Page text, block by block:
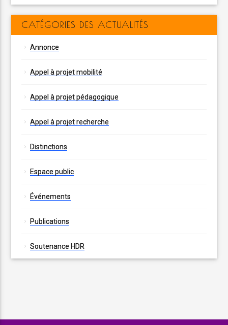
CATÉGORIES DES ACTUALITÉS
Annonce
Appel à projet mobilité
Appel à projet pédagogique
Appel à projet recherche
Distinctions
Espace public
Événements
Publications
Soutenance HDR